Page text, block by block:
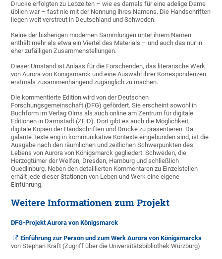
Drucke erfolgten zu Lebzeiten – wie es damals für eine adelige Dame
üblich war – fast nie mit der Nennung ihres Namens. Die Handschriften
liegen weit verstreut in Deutschland und Schweden.
Keine der bisherigen modernen Sammlungen unter ihrem Namen
enthält mehr als etwa ein Viertel des Materials – und auch das nur in
eher zufälligen Zusammenstellungen.
Dieser Umstand ist Anlass für die Forschenden, das literarische Werk
von Aurora von Königsmarck und eine Auswahl ihrer Korrespondenzen
erstmals zusammenhängend zugänglich zu machen.
Die kommentierte Edition wird von der Deutschen
Forschungsgemeinschaft (DFG) gefördert. Sie erscheint sowohl in
Buchform im Verlag Olms als auch online am Zentrum für digitale
Editionen in Darmstadt (ZEiD). Dort gibt es auch die Möglichkeit,
digitale Kopien der Handschriften und Drucke zu präsentieren. Da
galante Texte eng in kommunikative Kontexte eingebunden sind, ist die
Ausgabe nach den räumlichen und zeitlichen Schwerpunkten des
Lebens von Aurora von Königsmarck gegliedert: Schweden, die
Herzogtümer der Welfen, Dresden, Hamburg und schließlich
Quedlinburg. Neben den detaillierten Kommentaren zu Einzelstellen
erhält jede dieser Stationen von Leben und Werk eine eigene
Einführung.
Weitere Informationen zum Projekt
DFG-Projekt Aurora von Königsmarck
Einführung zur Person und zum Werk Aurora von Königsmarcks
von Stephan Kraft (Zugriff über die Universitätsbibliothek Würzburg)